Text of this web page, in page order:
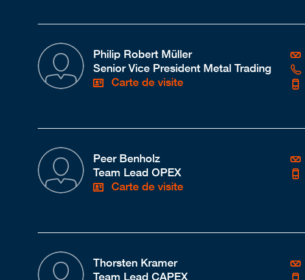
Philip Robert Müller
Senior Vice President Metal Trading
Carte de visite
Peer Benholz
Team Lead OPEX
Carte de visite
Thorsten Kramer
Team Lead CAPEX